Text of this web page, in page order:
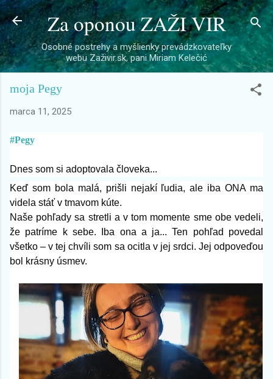
Preskočiť na hlavný obsah
Za oponou ZAŽI VIR
Osobné postrehy a myšlienky prevádzkovateľky
webu Zaživir.sk, pani Miriam Kelečić
moja Pegy
marca 11, 2025
#Pegy
Dnes som si adoptovala človeka...
Keď som bola malá, prišli nejakí ľudia, ale iba ONA ma
videla stáť v tmavom kúte.
Naše pohľady sa stretli a v tom momente sme obe vedeli,
že patríme k sebe. Iba ona a ja... Ten pohľad povedal
všetko – v tej chvíli som sa ocitla v jej srdci. Jej odpoveďou
bol krásny úsmev.